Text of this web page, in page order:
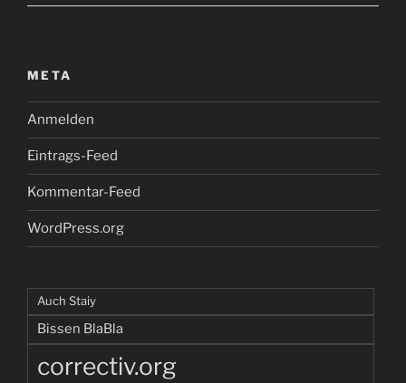
META
Anmelden
Eintrags-Feed
Kommentar-Feed
WordPress.org
Auch Staiy
Bissen BlaBla
correctiv.org